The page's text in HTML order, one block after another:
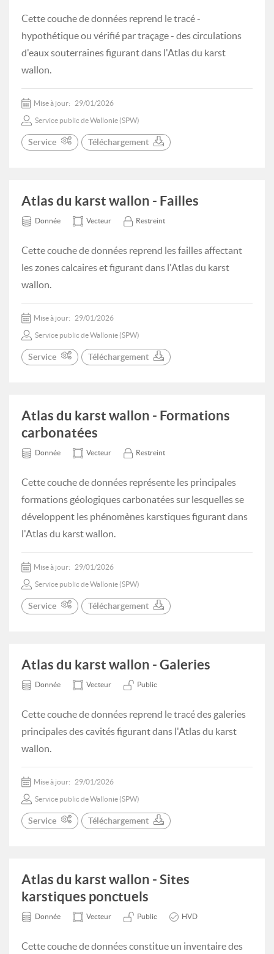
Cette couche de données reprend le tracé -
hypothétique ou vérifié par traçage - des circulations
d'eaux souterraines figurant dans l'Atlas du karst
wallon.
Mise à jour: 29/01/2026
Service public de Wallonie (SPW)
Service Téléchargement
Atlas du karst wallon - Failles
Donnée Vecteur Restreint
Cette couche de données reprend les failles affectant
les zones calcaires et figurant dans l'Atlas du karst
wallon.
Mise à jour: 29/01/2026
Service public de Wallonie (SPW)
Service Téléchargement
Atlas du karst wallon - Formations
carbonatées
Donnée Vecteur Restreint
Cette couche de données représente les principales
formations géologiques carbonatées sur lesquelles se
développent les phénomènes karstiques figurant dans
l'Atlas du karst wallon.
Mise à jour: 29/01/2026
Service public de Wallonie (SPW)
Service Téléchargement
Atlas du karst wallon - Galeries
Donnée Vecteur Public
Cette couche de données reprend le tracé des galeries
principales des cavités figurant dans l'Atlas du karst
wallon.
Mise à jour: 29/01/2026
Service public de Wallonie (SPW)
Service Téléchargement
Atlas du karst wallon - Sites
karstiques ponctuels
Donnée Vecteur Public HVD
Cette couche de données constitue un inventaire des